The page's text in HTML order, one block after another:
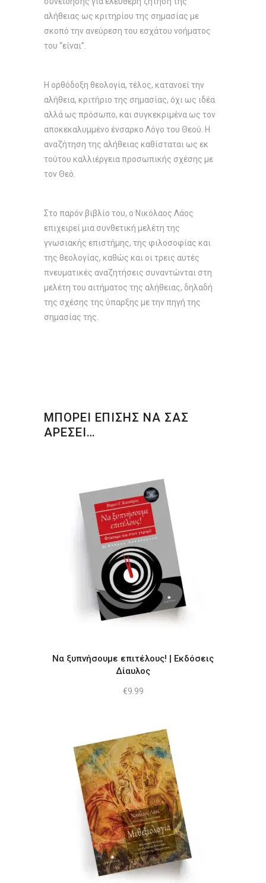
αλήθειας ως κριτηρίου της σημασίας με
σκοπό την ανεύρεση του εσχάτου νοήματος
του “είναι”.
Η ορθόδοξη θεολογία, τέλος, κατανοεί την
αλήθεια, κριτήριο της σημασίας, όχι ως ιδέα
αλλά ως πρόσωπο, και συγκεκριμένα ως τον
αποκεκαλυμμένο ένσαρκο Λόγο του Θεού. Η
αναζήτηση της αλήθειας καθίσταται ως εκ
τούτου καλλιέργεια προσωπικής σχέσης με
τον Θεό.
Στο παρόν βιβλίο του, ο Νικόλαος Λάος
επιχειρεί μια συνθετική μελέτη της
γνωσιακής επιστήμης, της φιλοσοφίας και
της θεολογίας, καθώς και οι τρεις αυτές
πνευματικές αναζητήσεις συναντώνται στη
μελέτη του αιτήματος της αλήθειας, δηλαδή
της σχέσης της ύπαρξης με την πηγή της
σημασίας της.
ΜΠΟΡΕΙ ΕΠΙΣΗΣ ΝΑ ΣΑΣ
ΑΡΕΣΕΙ…
Να ξυπνήσουμε επιτέλους! | Εκδόσεις
Δίαυλος
€9.99